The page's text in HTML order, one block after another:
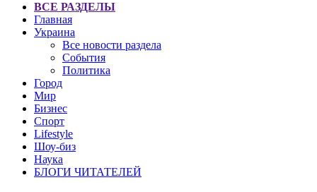
ВСЕ РАЗДЕЛЫ
Главная
Украина
Все новости раздела
События
Политика
Город
Мир
Бизнес
Спорт
Lifestyle
Шоу-биз
Наука
БЛОГИ ЧИТАТЕЛЕЙ